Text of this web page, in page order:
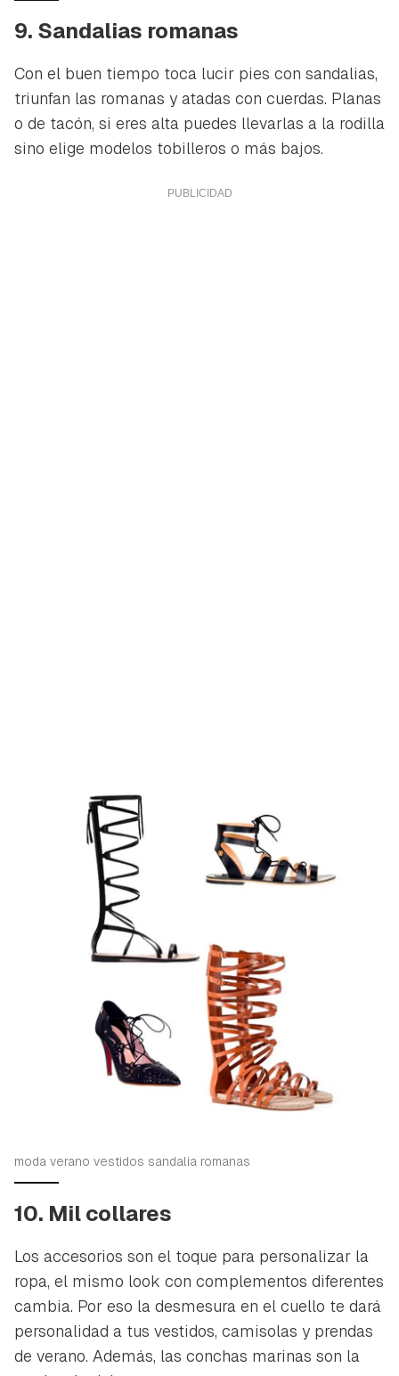
9. Sandalias romanas
Con el buen tiempo toca lucir pies con sandalias,
triunfan las romanas y atadas con cuerdas. Planas
o de tacón, si eres alta puedes llevarlas a la rodilla
sino elige modelos tobilleros o más bajos.
moda verano vestidos sandalia romanas
10. Mil collares
Los accesorios son el toque para personalizar la
ropa, el mismo look con complementos diferentes
cambia. Por eso la desmesura en el cuello te dará
personalidad a tus vestidos, camisolas y prendas
de verano. Además, las conchas marinas son la